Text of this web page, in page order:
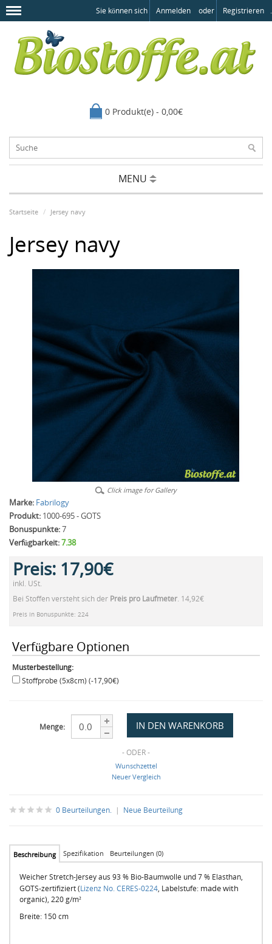
Sie können sich Anmelden oder Registrieren .
0 Produkt(e) - 0,00€
MENU
Startseite Jersey navy
Jersey navy
Click image for Gallery
Marke: Fabrilogy
Produkt: 1000-695 - GOTS
Bonuspunkte:7
Verfügbarkeit:7.38
Preis: 17,90€
inkl. USt.
Bei Stoffen versteht sich der Preis pro Laufmeter. 14,92€
Preis in Bonuspunkte: 224
Verfügbare Optionen
Musterbestellung:
Stoffprobe (5x8cm) (-17,90€)
Menge:
- ODER -
Wunschzettel
Neuer Vergleich
0 Beurteilungen. | Neue Beurteilung
Beschreibung Spezifikation Beurteilungen (0)
Weicher Stretch-Jersey aus 93 % Bio-Baumwolle und 7 % Elasthan,
GOTS-zertifiziert (Lizenz No. CERES-0224, Labelstufe: made with
organic), 220 g/m²
Breite: 150 cm